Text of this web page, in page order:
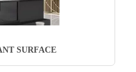
SURFACE